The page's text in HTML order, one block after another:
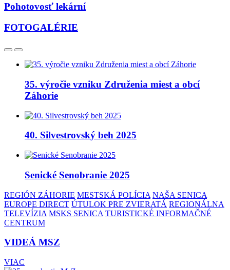
Pohotovosť lekární
FOTOGALÉRIE
35. výročie vzniku Združenia miest a obcí
Záhorie
40. Silvestrovský beh 2025
Senické Senobranie 2025
REGIÓN ZÁHORIE MESTSKÁ POLÍCIA NAŠA SENICA
EUROPE DIRECT ÚTULOK PRE ZVIERATÁ REGIONÁLNA
TELEVÍZIA MSKS SENICA TURISTICKÉ INFORMAČNÉ
CENTRUM
VIDEÁ MSZ
VIAC